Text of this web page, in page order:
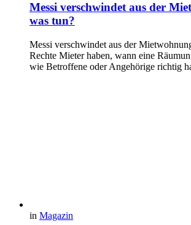
Messi verschwindet aus der
was tun?
Messi verschwindet aus der
Rechte Mieter haben, wann eine
wie Betroffene oder Angehörige richtig
in Magazin